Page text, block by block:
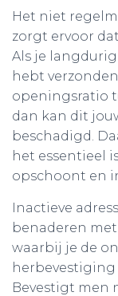
Het niet
zorgt ervoor
Als je
hebt
openingsratio
dan kan dit
beschadigd.
het essentieel
opschoont en
Inactieve
benaderen
waarbij je de
herbevestiging
Bevestigt men